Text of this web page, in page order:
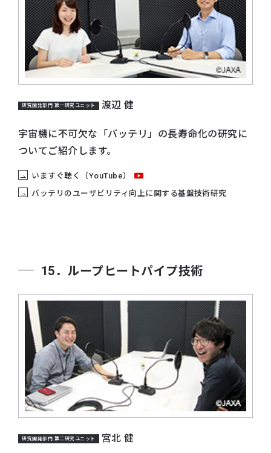
研究開発部門 第一研究ユニット 渡辺 健
宇宙機に不可欠な「バッテリ」の長寿命化の研究に
ついてご紹介します。
いますぐ聴く（YouTube）
バッテリのユーザビリティ向上に関する基盤技術研究
15．ループヒートパイプ技術
研究開発部門 第二研究ユニット 宮北 健